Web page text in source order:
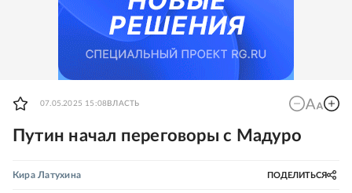
07.05.2025 15:08 ВЛАСТЬ
Путин начал переговоры с Мадуро
Кира Латухина ПОДЕЛИТЬСЯ